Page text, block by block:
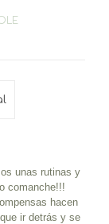
unas rutinas y
comanche!!!
hacen
ir detrás y se